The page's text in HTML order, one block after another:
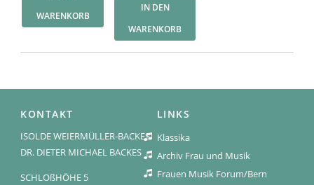
WARENKORB
IN DEN
WARENKORB
KONTAKT
ISOLDE WEIERMÜLLER-BACKES
DR. DIETER MICHAEL BACKES
SCHLOßHÖHE 5
LINKS
Klassika
Archiv Frau und Musik
Frauen Musik Forum/Bern